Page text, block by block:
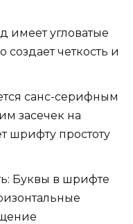
имеет угловатые
четкость и
санс-серифным
засечек на
шрифту простоту
Буквы в шрифте